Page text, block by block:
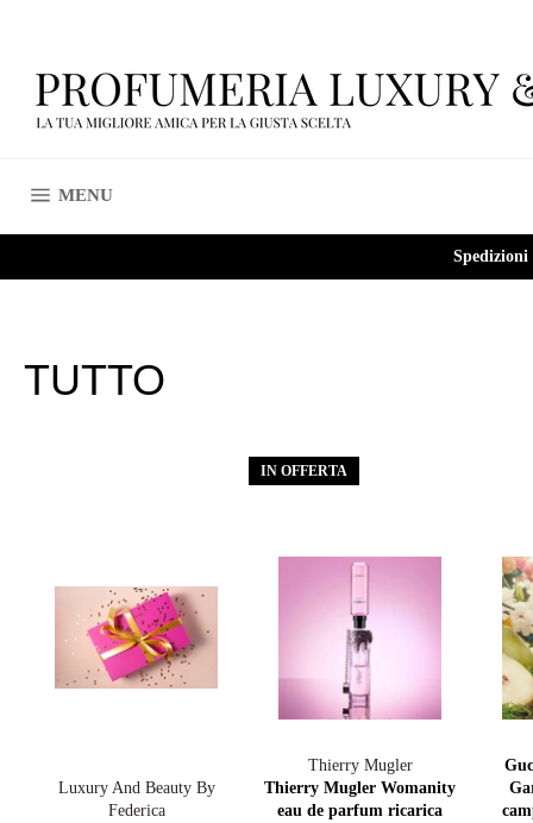
contenuti
MENUNAVIGAZIONE DEL SITO
TUTTO
Luxury And Beauty By
Federica
Thierry Mugler
Thierry Mugler Womanity
eau de parfum ricarica
IN OFFERTA